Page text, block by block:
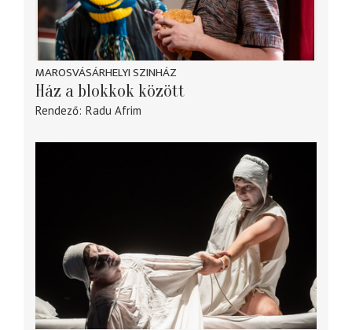
MAROSVÁSÁRHELYI SZINHÁZ
Ház a blokkok között
Rendező Radu Afrim